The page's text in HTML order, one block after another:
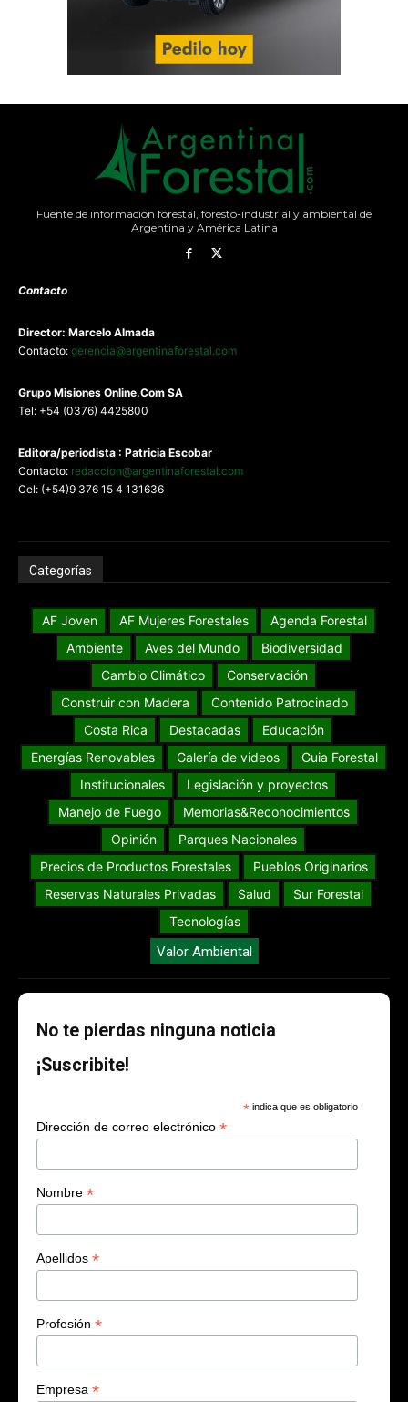
Fuente de información forestal, foresto-industrial y ambiental de
Argentina y América Latina
Contacto
Director: Marcelo Almada
Contacto: gerencia@argentinaforestal.com
Grupo Misiones Online.Com SA
Tel: +54 (0376) 4425800
Editora/periodista : Patricia Escobar
Contacto: redaccion@argentinaforestal.com
Cel: (+54)9 376 15 4 131636
Categorías
AF Joven AF Mujeres Forestales
Agenda Forestal
Ambiente
Aves del Mundo
Biodiversidad
Cambio Climático
Conservación
Construir con Madera
Contenido Patrocinado
Costa Rica
Destacadas
Educación
Energías Renovables
Galería de videos
Guia Forestal
Institucionales
Legislación y proyectos
Manejo de Fuego
Memorias&Reconocimientos
Opinión
Parques Nacionales
Precios de Productos Forestales
Pueblos Originarios
Reservas Naturales Privadas
Salud
Sur Forestal
Tecnologías
Valor Ambiental
No te pierdas ninguna noticia
¡Suscribite!
* indica que es obligatorio
Dirección de correo electrónico *
Nombre *
Apellidos *
Profesión *
Empresa *